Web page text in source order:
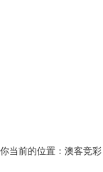
你当前的位置： 澳客竞彩